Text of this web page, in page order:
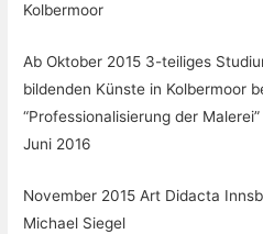
Kolbermoor
Ab Oktober 2015 3-teiliges
bildenden Künste in Kolbermoor
“Professionalisierung der
Juni 2016
November 2015 Art Didacta
Michael Siegel